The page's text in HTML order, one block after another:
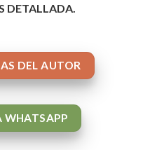
DETALLADA.
DEL AUTOR
WHATSAPP